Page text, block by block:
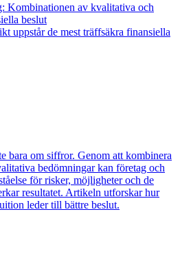
Kombinationen av kvalitativa och
beslut
uppstår de mest träffsäkra finansiella
bara om siffror. Genom att kombinera
bedömningar kan företag och
för risker, möjligheter och de
resultatet. Artikeln utforskar hur
leder till bättre beslut.